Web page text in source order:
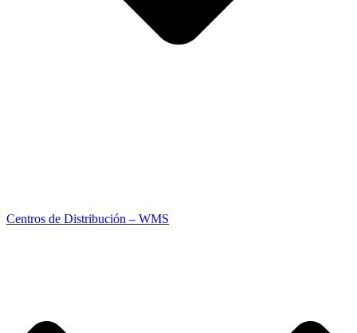
Centros de Distribución – WMS